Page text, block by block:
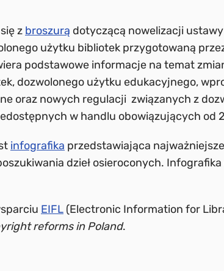
z broszurą dotyczącą nowelizacji
użytku bibliotek przygotowaną
podstawowe informacje na temat
dozwolonego użytku edukacyjnego,
oraz nowych regulacji związanych z
w handlu obowiązujących od
infografika przedstawiająca
dzieł osieroconych.
EIFL (Electronic Information for
reforms in Poland.